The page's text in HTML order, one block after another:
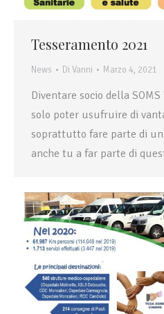
Tesseramento 2021
News Di Vanni Marzo 4, 2021
Diventare socio della
solo poter usufruire di
soprattutto fare parte di
anche tu a far parte di